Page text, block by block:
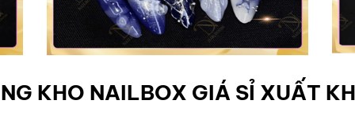
KHO NAILBOX GIÁ SỈ XUẤT